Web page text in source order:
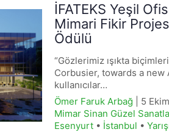
İFATEKS Yeşil
Mimari Fikir
Ödülü
“Gözlerimiz ışıkta
Corbusier, towards a new
kullanıcılar…
Ömer Faruk Arbağ | 5
Mimar Sinan Güzel
Esenyurt• İstanbul •